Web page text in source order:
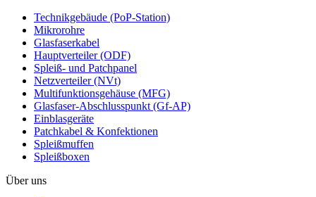
Technikgebäude (PoP-Station)
Mikrorohre
Glasfaserkabel
Hauptverteiler (ODF)
Spleiß- und Patchpanel
Netzverteiler (NVt)
Multifunktionsgehäuse (MFG)
Glasfaser-Abschlusspunkt (Gf-AP)
Einblasgeräte
Patchkabel & Konfektionen
Spleißmuffen
Spleißboxen
Über uns